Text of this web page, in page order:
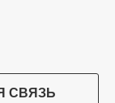
СВЯЗЬ